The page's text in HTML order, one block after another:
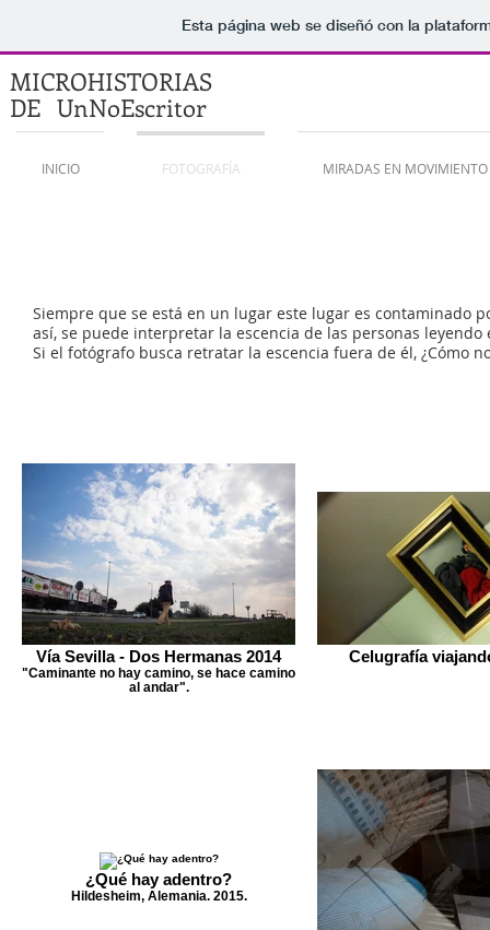
Esta página web se diseñó con la
MICROHISTORIAS
DE UnNoEscritor
INICIO FOTOGRAFÍA MIRADAS EN MOVIMIENTO
Siempre que se está en un lugar este lugar es contaminado
así, se puede interpretar la escencia de las personas leyendo
Si el fotógrafo busca retratar la escencia fuera de él, ¿Cómo
Vía Sevilla - Dos Hermanas 2014
"Caminante no hay camino, se hace camino
al andar".
Celugrafía
¿Qué hay adentro?
Hildesheim, Alemania. 2015.